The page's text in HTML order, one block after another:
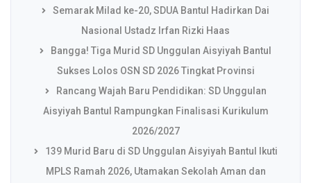
Semarak Milad ke-20, SDUA Bantul Hadirkan Dai
Nasional Ustadz Irfan Rizki Haas
Bangga! Tiga Murid SD Unggulan Aisyiyah Bantul
Sukses Lolos OSN SD 2026 Tingkat Provinsi
Rancang Wajah Baru Pendidikan: SD Unggulan
Aisyiyah Bantul Rampungkan Finalisasi Kurikulum
2026/2027
139 Murid Baru di SD Unggulan Aisyiyah Bantul Ikuti
MPLS Ramah 2026, Utamakan Sekolah Aman dan